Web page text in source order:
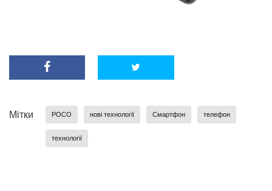
Мітки POCO нові технології Смартфон телефон
технології